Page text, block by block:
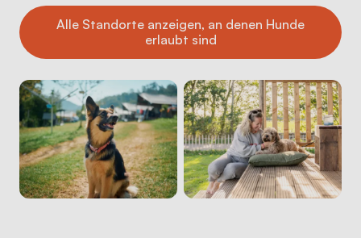
Alle Standorte anzeigen, an denen Hunde
erlaubt sind